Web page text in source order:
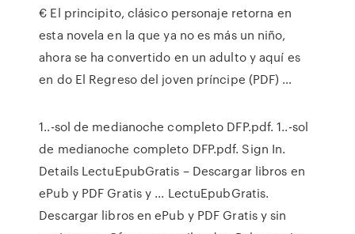
€ El principito, clásico personaje retorna en
esta novela en la que ya no es más un niño,
ahora se ha convertido en un adulto y aquí es
en do El Regreso del joven príncipe (PDF) …
1..-sol de medianoche completo DFP.pdf. 1..-sol
de medianoche completo DFP.pdf. Sign In.
Details LectuEpubGratis – Descargar libros en
ePub y PDF Gratis y ... LectuEpubGratis.
Descargar libros en ePub y PDF Gratis y sin